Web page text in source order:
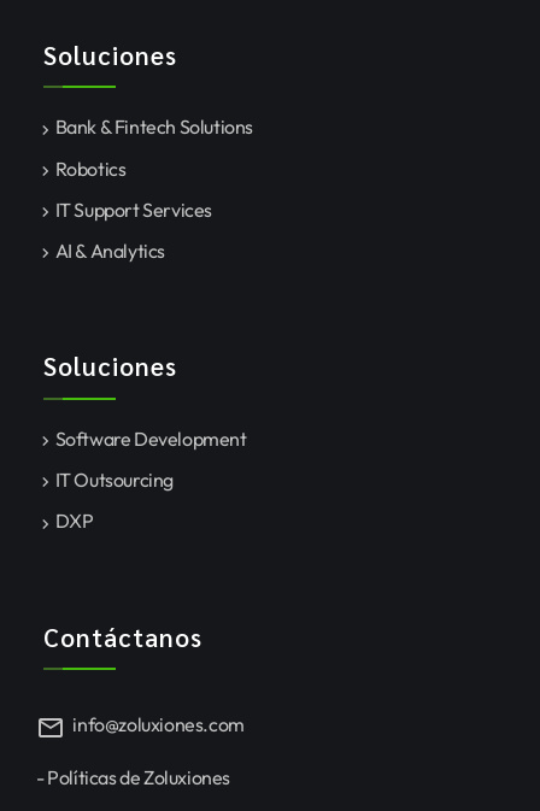
Soluciones
Bank & Fintech Solutions
Robotics
IT Support Services
AI & Analytics
Soluciones
Software Development
IT Outsourcing
DXP
Contáctanos
mail info@zoluxiones.com
- Políticas de Zoluxiones